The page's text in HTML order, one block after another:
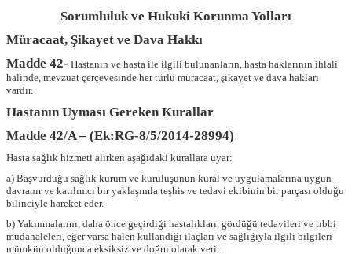
Sorumluluk ve Hukuki Korunma Yolları
Müracaat, Şikayet ve Dava Hakkı
Madde 42- Hastanın ve hasta ile ilgili bulunanların, hasta haklarının ihlali
halinde, mevzuat çerçevesinde her türlü müracaat, şikayet ve dava hakları
vardır.
Hastanın Uyması Gereken Kurallar
Madde 42/A – (Ek:RG-8/5/2014-28994)
Hasta sağlık hizmeti alırken aşağıdaki kurallara uyar:
a) Başvurduğu sağlık kurum ve kuruluşunun kural ve uygulamalarına uygun
davranır ve katılımcı bir yaklaşımla teşhis ve tedavi ekibinin bir parçası olduğu
bilinciyle hareket eder.
b) Yakınmalarını, daha önce geçirdiği hastalıkları, gördüğü tedavileri ve tıbbi
müdahaleleri, eğer varsa halen kullandığı ilaçları ve sağlığıyla ilgili bilgileri
mümkün olduğunca eksiksiz ve doğru olarak verir.